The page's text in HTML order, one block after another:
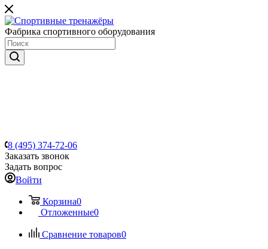
Фабрика спортивного оборудования
8 (495) 374-72-06
Заказать звонок
Задать вопрос
Войти
Корзина0
Отложенные0
Сравнение товаров0